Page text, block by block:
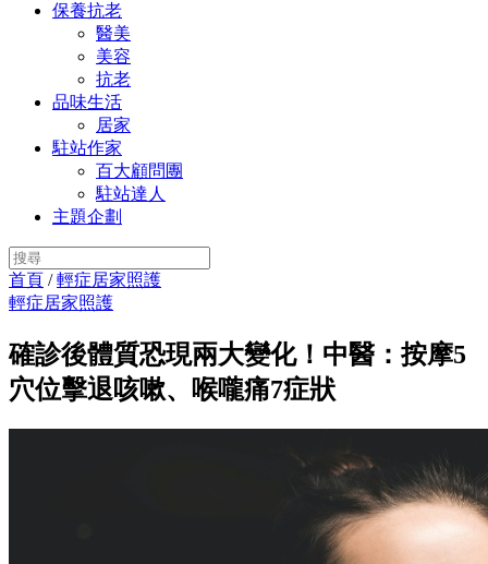
保養抗老
醫美
美容
抗老
品味生活
居家
駐站作家
百大顧問團
駐站達人
主題企劃
首頁 /輕症居家照護
輕症居家照護
確診後體質恐現兩大變化！中醫：按摩5
穴位擊退咳嗽、喉嚨痛7症狀